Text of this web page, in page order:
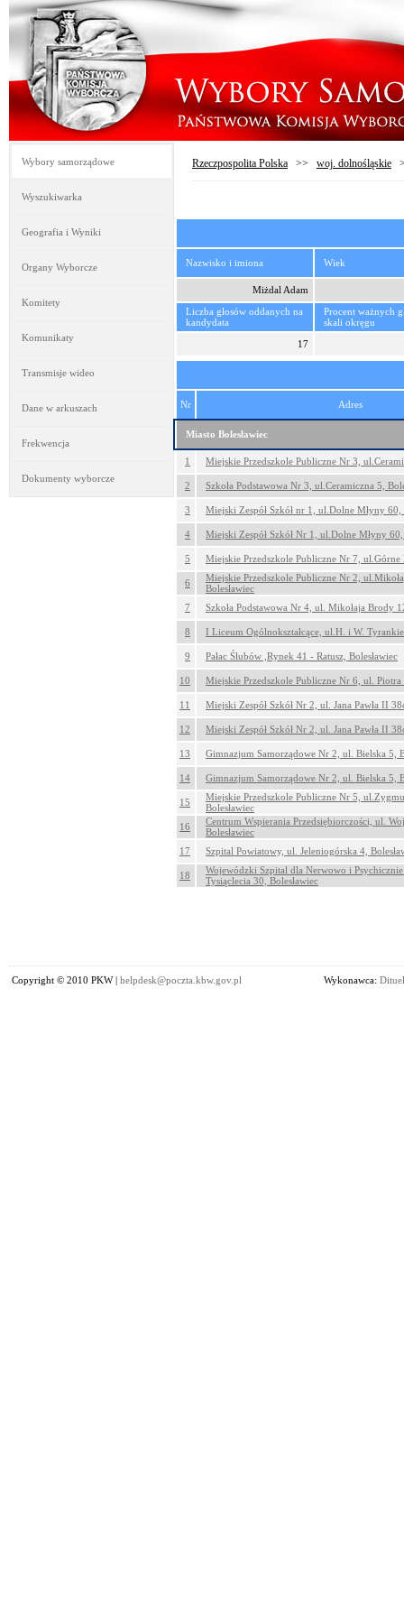
Wybory samorządowe
Wyszukiwarka
Geografia i Wyniki
Organy Wyborcze
Komitety
Komunikaty
Transmisje wideo
Dane w arkuszach
Frekwencja
Dokumenty wyborcze
Rzeczpospolita Polska >> woj. dolnośląskie
Nazwisko i imiona Wiek
Miżdal Adam
Liczba głosów oddanych na
kandydata
Procent ważnych
skali okręgu
17
Nr Adres
Miasto Bolesławiec
1 Miejskie Przedszkole Publiczne Nr 3,
2 Szkoła Podstawowa Nr 3, ul.Ceramiczna 5,
3 Miejski Zespół Szkół nr 1, ul.Dolne Młyny 60,
4 Miejski Zespół Szkół Nr 1, ul.Dolne Młyny 60,
5 Miejskie Przedszkole Publiczne Nr 7, ul.Górne
6
Miejskie Przedszkole Publiczne Nr 2,
Bolesławiec
7
Szkoła Podstawowa Nr 4, ul. Mikołaja Brody
8 I Liceum Ogólnokształcące, ul.H. i W.
9 Pałac Ślubów ,Rynek 41 - Ratusz, Bolesławiec
10 Miejskie Przedszkole Publiczne Nr 6, ul. Piotra
11 Miejski Zespół Szkół Nr 2, ul. Jana Pawła II
12 Miejski Zespół Szkół Nr 2, ul. Jana Pawła II
13 Gimnazjum Samorządowe Nr 2, ul. Bielska 5,
14 Gimnazjum Samorządowe Nr 2, ul. Bielska 5,
15
Miejskie Przedszkole Publiczne Nr 5,
Bolesławiec
16
Centrum Wspierania Przedsiębiorczości, ul.
Bolesławiec
17
Szpital Powiatowy, ul. Jeleniogórska 4,
18
Wojewódzki Szpital dla Nerwowo i
Tysiąclecia 30, Bolesławiec
Copyright © 2010 PKW | helpdesk@poczta.kbw.gov.pl Wykonawca: